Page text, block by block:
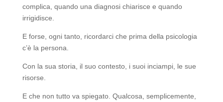
complica, quando una diagnosi chiarisce e quando
irrigidisce.
E forse, ogni tanto, ricordarci che prima della psicologia
c’è la persona.
Con la sua storia, il suo contesto, i suoi inciampi, le sue
risorse.
E che non tutto va spiegato. Qualcosa, semplicemente,